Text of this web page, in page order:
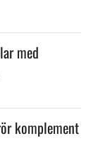
med
komplement